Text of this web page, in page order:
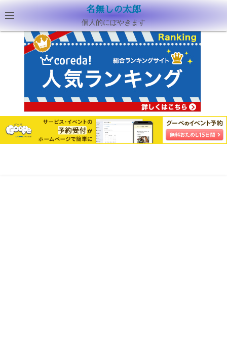
名無しの太郎
個人的にぼやきます